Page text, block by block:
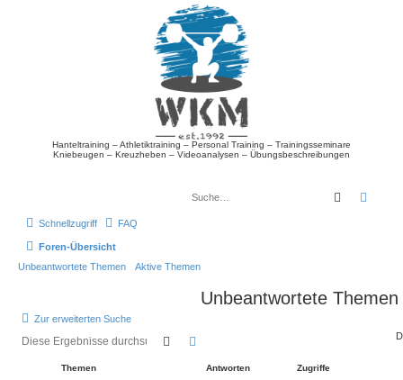
Hanteltraining – Athletiktraining – Personal Training – Trainingsseminare
Kniebeugen – Kreuzheben – Videoanalysen – Übungsbeschreibungen
Suche
Schnellzugriff FAQ
Foren-Übersicht
Unbeantwortete Themen
Aktive Themen
Unbeantwortete Themen
Zur erweiterten Suche
Suche
Themen Antworten Zugriffe